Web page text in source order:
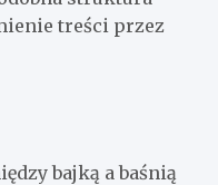
treści przez
bajką a baśnią